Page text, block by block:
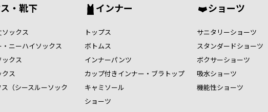
・靴下
ソックス
ニーハイソックス
クス
クス
（シースルーソック
インナー
トップス
ボトムス
インナーパンツ
カップ付きインナー・ブラトップ
キャミソール
ショーツ
ショーツ
サニタリーショーツ
スタンダードショーツ
ボクサーショーツ
吸水ショーツ
機能性ショーツ